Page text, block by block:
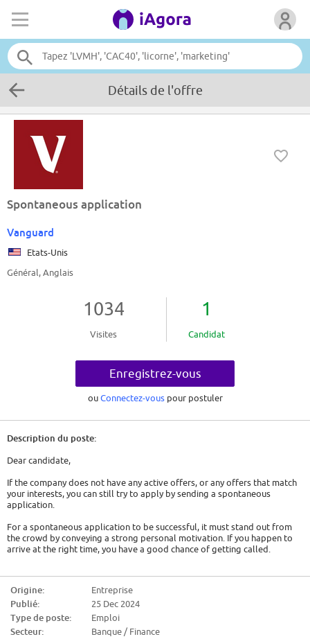
Détails de l'offre
Spontaneous application
Vanguard
Etats-Unis
Général, Anglais
1034
Visites
1
Candidat
Enregistrez-vous
ouConnectez-vous pour postuler
Description du poste:
Dear candidate,
If the company does not have any active offers, or any offers that match
your interests, you can still try to apply by sending a spontaneous
application.
For a spontaneous application to be successful, it must stand out from
the crowd by conveying a strong personal motivation. If you happen to
arrive at the right time, you have a good chance of getting called.
- Show genuine interest. Either it is a company that has interested you for
a long time and you will have to convey this, or you must act as if. You will
have to find out about the company, its history, its activity and the
profiles they are looking for.
Origine:
Entreprise
Publié:
25 Dec 2024
Type de poste:
Emploi
Secteur:
Banque / Finance